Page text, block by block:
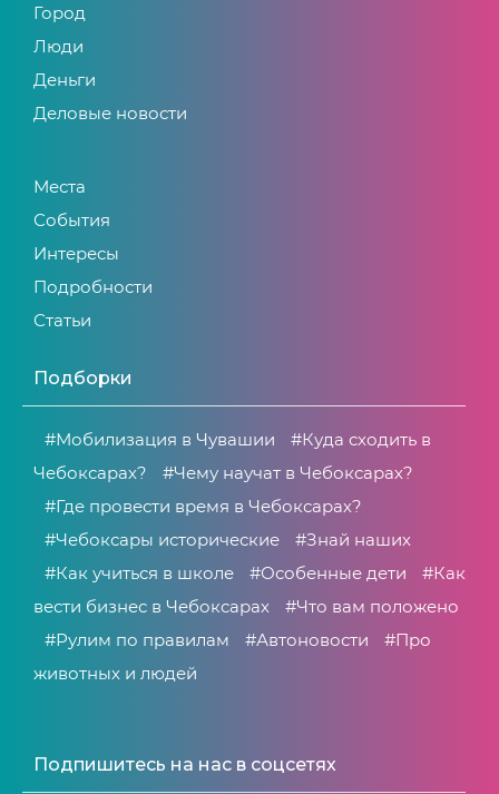
Город
Люди
Деньги
Деловые новости
Места
События
Интересы
Подробности
Статьи
Подборки
#Мобилизация в Чувашии
#Куда сходить в
Чебоксарах?
#Чему научат в Чебоксарах?
#Где провести время в Чебоксарах?
#Чебоксары исторические
#Знай наших
#Как учиться в школе
#Особенные дети
#Как
вести бизнес в Чебоксарах
#Что вам положено
#Рулим по правилам
#Автоновости
#Про
животных и людей
Подпишитесь на нас в соцсетях